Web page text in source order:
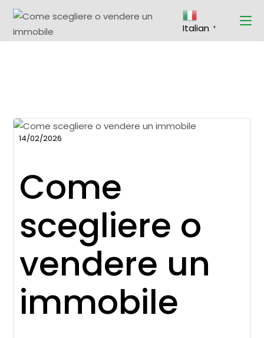
Italian ▼
14/02/2026
Come
scegliere o
vendere un
immobile